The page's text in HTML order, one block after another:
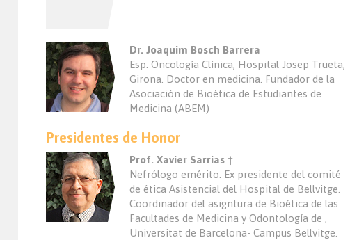
Dr. Joaquim Bosch Barrera
Esp. Oncología Clínica, Hospital Josep Trueta,
Girona. Doctor en medicina. Fundador de la
Asociación de Bioética de Estudiantes de
Medicina (ABEM)
Presidentes de Honor
Prof. Xavier Sarrias †
Nefrólogo emérito. Ex presidente del comité
de ética Asistencial del Hospital de Bellvitge.
Coordinador del asigntura de Bioética de las
Facultades de Medicina y Odontología de ,
Universitat de Barcelona- Campus Bellvitge.